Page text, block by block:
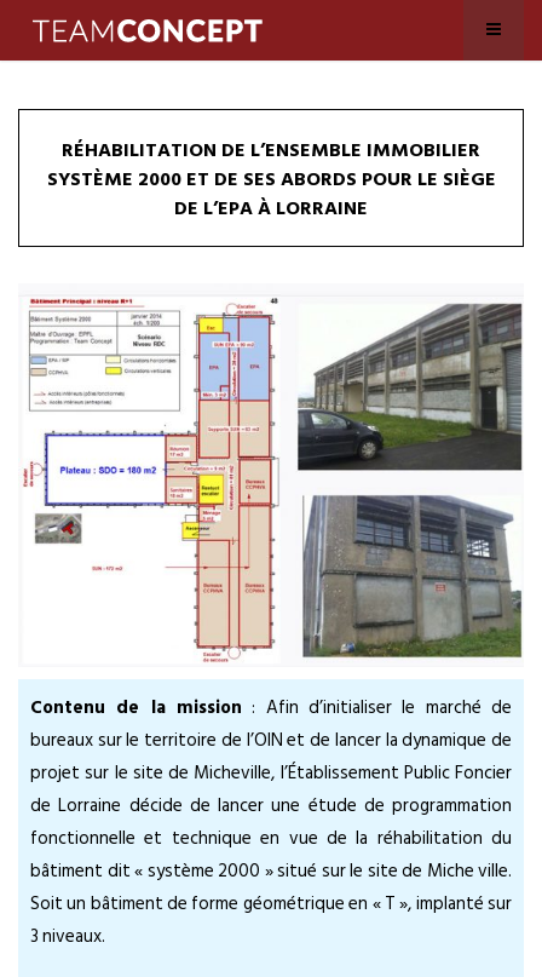
RÉHABILITATION DE L’ENSEMBLE IMMOBILIER
SYSTÈME 2000 ET DE SES ABORDS POUR LE SIÈGE
DE L’EPA À LORRAINE
Contenu de la mission : Afin d’initialiser le marché de
bureaux sur le territoire de l’OIN et de lancer la dynamique de
projet sur le site de Micheville, l’Établissement Public Foncier
de Lorraine décide de lancer une étude de programmation
fonctionnelle et technique en vue de la réhabilitation du
bâtiment dit « système 2000 » situé sur le site de Miche ville.
Soit un bâtiment de forme géométrique en « T », implanté sur
3 niveaux.